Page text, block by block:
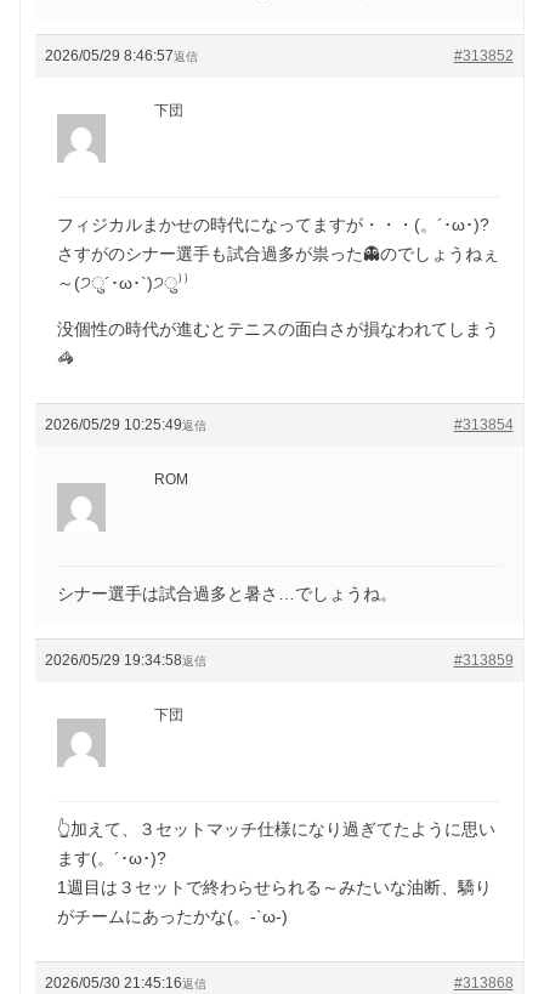
2026/05/29 8:46:57 #313852
返信
下団
フィジカルまかせの時代になってますが・・・(。´･ω･)?
さすがのシナー選手も試合過多が祟った👻のでしょうねぇ
～(੭ु´･ω･`)੭ु⁾⁾
没個性の時代が進むとテニスの面白さが損なわれてしまう
🦓
2026/05/29 10:25:49 #313854
返信
ROM
シナー選手は試合過多と暑さ…でしょうね。
2026/05/29 19:34:58 #313859
返信
下団
👆加えて、３セットマッチ仕様になり過ぎてたように思い
ます(。´･ω･)?
1週目は３セットで終わらせられる～みたいな油断、驕り
がチームにあったかな(。-`ω-)
2026/05/30 21:45:16 #313868
返信